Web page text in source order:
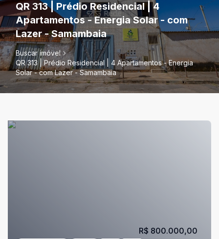
QR 313 | Prédio Residencial | 4
Apartamentos - Energia Solar - com
Lazer - Samambaia
Buscar imóvel
QR 313 | Prédio Residencial | 4 Apartamentos - Energia
Solar - com Lazer - Samambaia
R$ 800.000,00